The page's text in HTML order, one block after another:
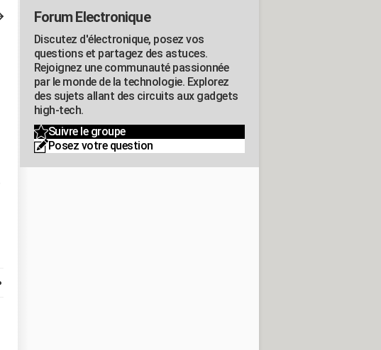
Forum Electronique
Discutez d'électronique, posez vos
questions et partagez des astuces.
Rejoignez une communauté passionnée
par le monde de la technologie. Explorez
des sujets allant des circuits aux gadgets
high-tech.
Suivre le groupe
Posez votre question